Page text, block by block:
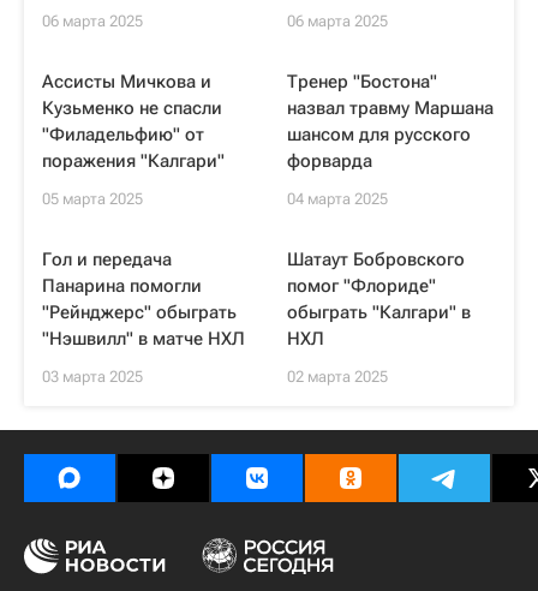
06 марта 2025 06 марта 2025
Ассисты Мичкова и
Кузьменко не спасли
"Филадельфию" от
поражения "Калгари"
05 марта 2025
Тренер "Бостона"
назвал травму Маршана
шансом для русского
форварда
04 марта 2025
Гол и передача
Панарина помогли
"Рейнджерс" обыграть
"Нэшвилл" в матче НХЛ
03 марта 2025
Шатаут Бобровского
помог "Флориде"
обыграть "Калгари" в
НХЛ
02 марта 2025